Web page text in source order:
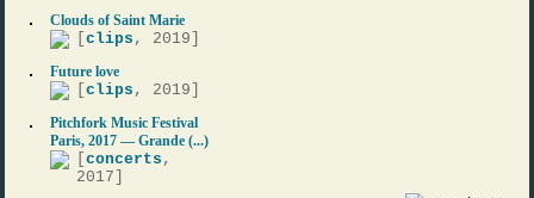
Clouds of Saint Marie
[clips , 2019]
Future love
[clips , 2019]
Pitchfork Music Festival
Paris, 2017 — Grande (...)
[concerts ,
2017]